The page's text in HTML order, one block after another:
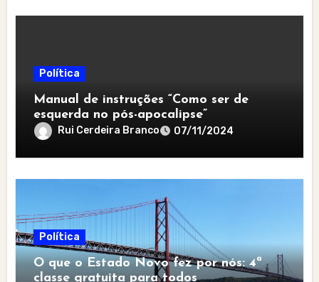
Política
Manual de instruções “Como ser de
esquerda no pós-apocalipse”
Rui Cerdeira Branco 07/11/2024
Política
O que o Estado Novo fez por nós: 4ª
classe gratuita para todos